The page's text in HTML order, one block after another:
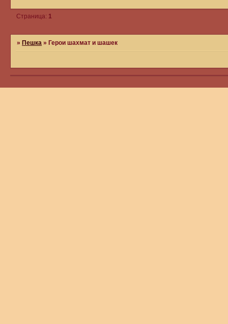
Страница: 1
» Пешка » Герои шахмат и шашек